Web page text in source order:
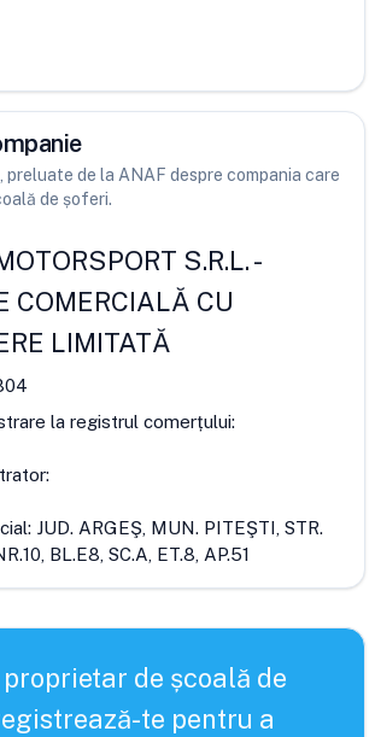
preluate de la ANAF despre compania care
de șoferi.
S.R.L.-
COMERCIALĂ CU
LIMITATĂ
la registrul comerțului:
JUD. ARGEŞ, MUN. PITEŞTI, STR.
BL.E8, SC.A, ET.8, AP.51
de școală de
te pentru a